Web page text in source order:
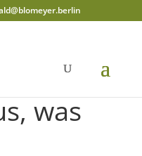
was